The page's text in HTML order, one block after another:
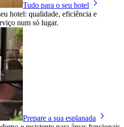
Tudo para o seu hotel
hotel: qualidade, eficiência e
num só lugar.
Prepare a sua esplanada